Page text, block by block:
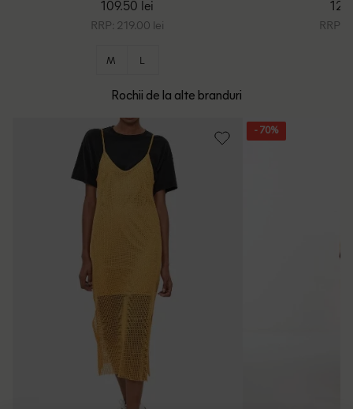
109.50 lei
RRP: 219.00 lei
M L
RRP:
Rochii de la alte branduri
- 70%